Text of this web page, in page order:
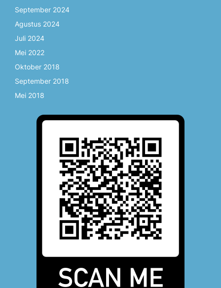
September 2024
Agustus 2024
Juli 2024
Mei 2022
Oktober 2018
September 2018
Mei 2018